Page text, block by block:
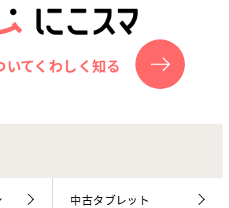
ー
いてくわしく知る
中古タブレット